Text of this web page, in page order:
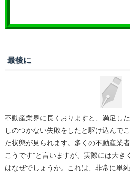
最後に
不動産業界に長くおりますと、満足し
しのつかない失敗をしたと駆け込んで
た状態が見られます。多くの不動産業
こうです”と言いますが、実際には大き
はなぜでしょうか。これは、非常に単